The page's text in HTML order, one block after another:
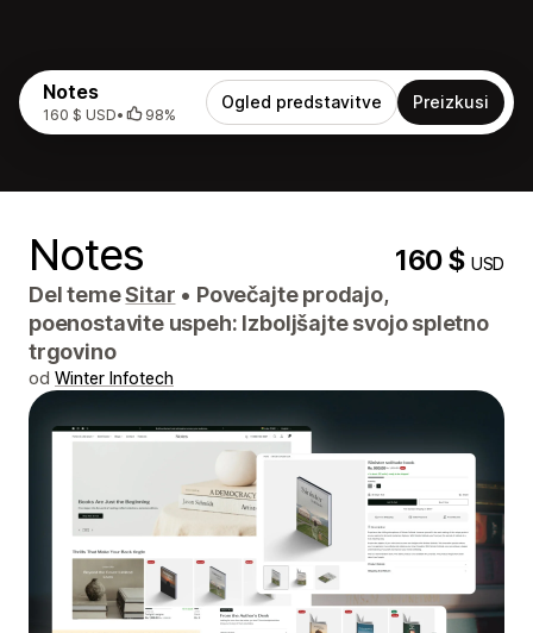
Notes
160 $ USD• 98%
Ogled predstavitve Preizkusi
Notes 160 $USD
Del temeSitar • Povečajte prodajo,
poenostavite uspeh: Izboljšajte svojo spletno
trgovino
od Winter Infotech